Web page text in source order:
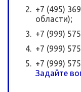
+7 (495)
области);
+7 (999)
+7 (999)
+7 (999)
Задайте